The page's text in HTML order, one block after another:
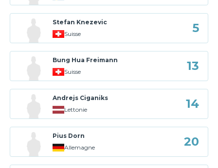
Stefan Knezevic
Suisse
5
Bung Hua Freimann
Suisse
13
Andrejs Ciganiks
Lettonie
14
Pius Dorn
Allemagne
20